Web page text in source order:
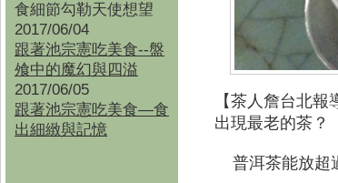
食細節勾勒天使想望
2017/06/04
跟著池宗憲吃美食--盤
飧中的魔幻與四溢
2017/06/05
跟著池宗憲吃美食—食
出細緻與記憶
【茶人詹台北報
出現最老的茶？
普洱茶能放超